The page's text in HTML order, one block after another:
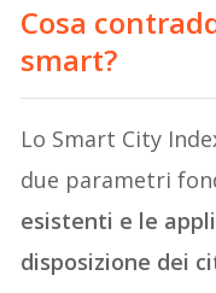
Cosa
smart?
Lo Smart City
due parametri
esistenti e le
disposizione dei